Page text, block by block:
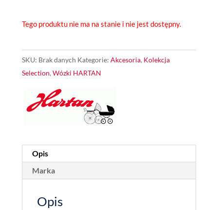
Tego produktu nie ma na stanie i nie jest dostępny.
SKU: Brak danych Kategorie: Akcesoria, Kolekcja
Selection, Wózki HARTAN
Opis
Marka
Opis